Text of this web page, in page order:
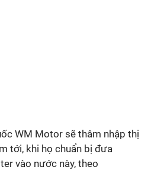
WM Motor sẽ thâm nhập thị
tới, khi họ chuẩn bị đưa
vào nước này, theo